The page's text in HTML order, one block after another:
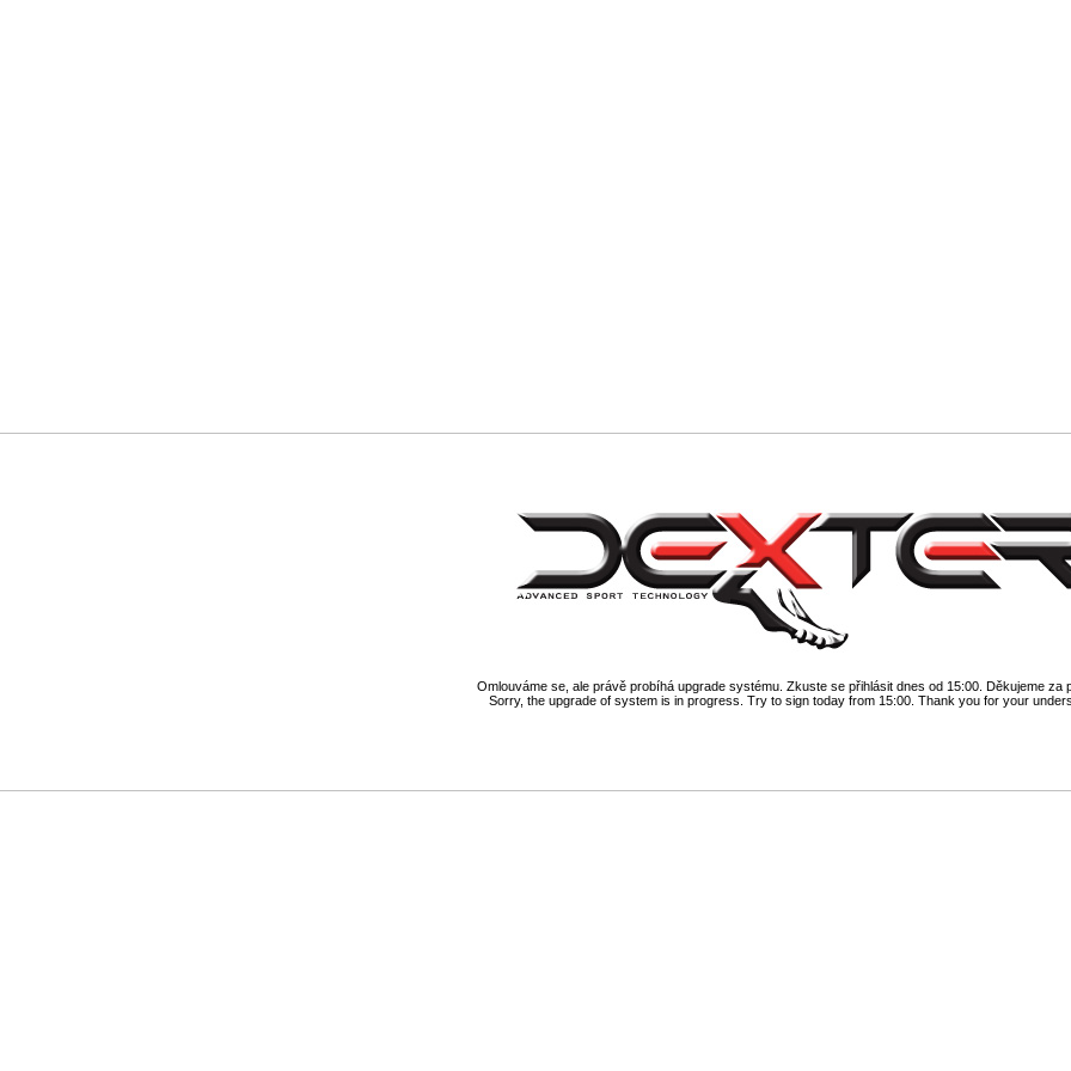
Omlouváme se, ale právě probíhá upgrade systému. Zkuste se přihlásit dnes od 15:00. Děkujeme za
Sorry, the upgrade of system is in progress. Try to sign today from 15:00. Thank you for your